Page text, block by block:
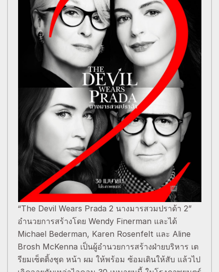
“The Devil Wears Prada 2 นางมารสวมปราด้า 2”
อำนวยการสร้างโดย Wendy Finerman และได้
Michael Bederman, Karen Rosenfelt และ Aline
Brosh McKenna เป็นผู้อำนวยการสร้างฝ่ายบริหาร เต
รียมเซ็ตติ้งชุด หน้า ผม ให้พร้อม ซ้อมเดินให้สับ แล้วไป